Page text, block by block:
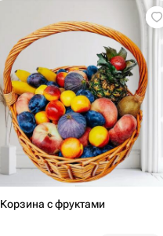
Корзина с фруктами